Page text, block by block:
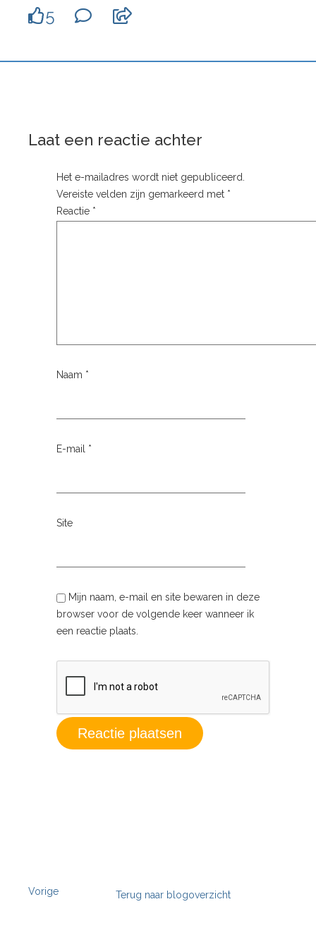
5
Laat een reactie achter
Het e-mailadres wordt niet gepubliceerd.
Vereiste velden zijn gemarkeerd met *
Reactie *
Naam *
E-mail *
Site
Mijn naam, e-mail en site bewaren in deze
browser voor de volgende keer wanneer ik
een reactie plaats.
Vorige Terug naar blogoverzicht